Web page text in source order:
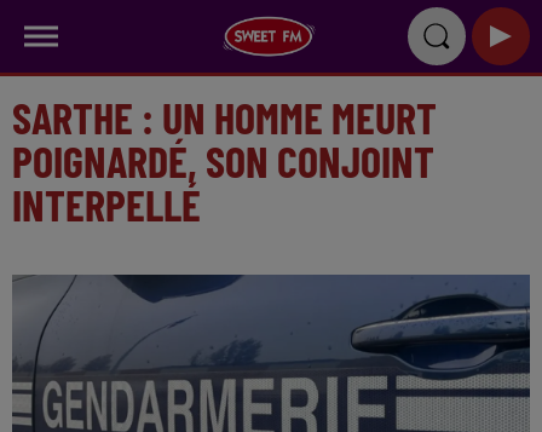
SARTHE : UN HOMME MEURT
POIGNARDÉ, SON CONJOINT
INTERPELLÉ